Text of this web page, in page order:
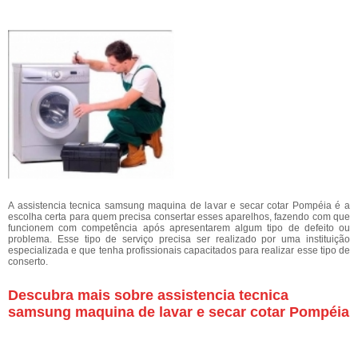
A assistencia tecnica samsung maquina de lavar e secar cotar Pompéia é a
escolha certa para quem precisa consertar esses aparelhos, fazendo com que
funcionem com competência após apresentarem algum tipo de defeito ou
problema. Esse tipo de serviço precisa ser realizado por uma instituição
especializada e que tenha profissionais capacitados para realizar esse tipo de
conserto.
Descubra mais sobre assistencia tecnica
samsung maquina de lavar e secar cotar Pompéia